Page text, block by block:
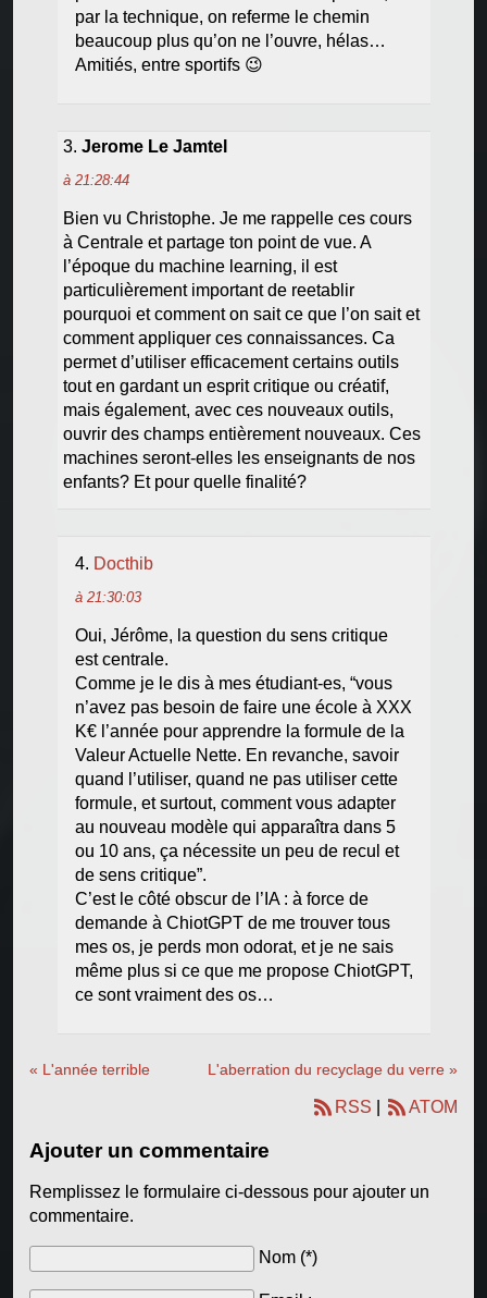
par la technique, on referme le chemin
beaucoup plus qu’on ne l’ouvre, hélas…
Amitiés, entre sportifs 😉
Jerome Le Jamtel
à 21:28:44
Bien vu Christophe. Je me rappelle ces cours
à Centrale et partage ton point de vue. A
l’époque du machine learning, il est
particulièrement important de reetablir
pourquoi et comment on sait ce que l’on sait et
comment appliquer ces connaissances. Ca
permet d’utiliser efficacement certains outils
tout en gardant un esprit critique ou créatif,
mais également, avec ces nouveaux outils,
ouvrir des champs entièrement nouveaux. Ces
machines seront-elles les enseignants de nos
enfants? Et pour quelle finalité?
Docthib
à 21:30:03
Oui, Jérôme, la question du sens critique
est centrale.
Comme je le dis à mes étudiant-es, “vous
n’avez pas besoin de faire une école à XXX
K€ l’année pour apprendre la formule de la
Valeur Actuelle Nette. En revanche, savoir
quand l’utiliser, quand ne pas utiliser cette
formule, et surtout, comment vous adapter
au nouveau modèle qui apparaîtra dans 5
ou 10 ans, ça nécessite un peu de recul et
de sens critique”.
C’est le côté obscur de l’IA : à force de
demande à ChiotGPT de me trouver tous
mes os, je perds mon odorat, et je ne sais
même plus si ce que me propose ChiotGPT,
ce sont vraiment des os…
L'aberration du recyclage du verre »
« L'année terrible
RSS ATOM
Ajouter un commentaire
Remplissez le formulaire ci-dessous pour ajouter un
commentaire.
Nom (*)